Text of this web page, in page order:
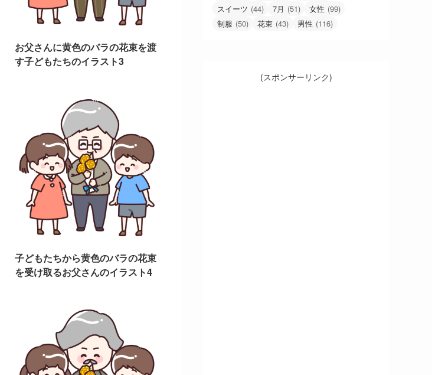
お父さんに黄色のバラの花束を渡
す子どもたちのイラスト3
子どもたちから黄色のバラの花束
を受け取るお父さんのイラスト4
スイーツ (44) 7月 (51) 女性 (99)
制服 (50) 花束 (43) 男性 (116)
(スポンサーリンク)